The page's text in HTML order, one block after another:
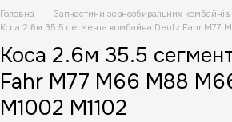
Головна Запчастини зернозбиральних комбайнів
Коса 2.6м 35.5 сегмента комбайна Deutz Fahr M77
Коса 2.6м 35.5
Fahr M77 M66 M88
M1002 M1102